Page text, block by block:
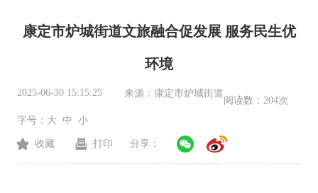
康定市炉城街道文旅融合促发展 服务民生优
环境
2025-06-30 15:15:25 来源： 康定市炉城街道
阅读数： 204次
字号： 大 中 小
收藏 打印 分享：